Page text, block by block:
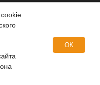
ГК «Индатэк»
с сайта запрещено.
офертой, определяемой
(2) ГК РФ.
ОК